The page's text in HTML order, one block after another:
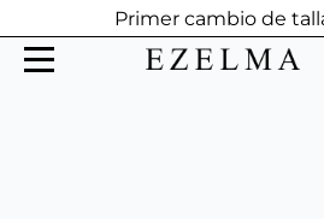
Primer cambio de